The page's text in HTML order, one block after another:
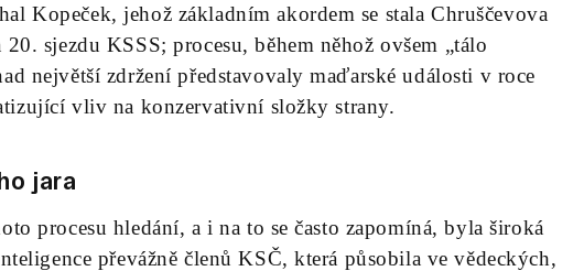
Kopeček, jehož základním akordem se stala Chruščevova
sjezdu KSSS; procesu, během něhož ovšem „tálo
největší zdržení představovaly maďarské události v roce
vliv na konzervativní složky strany.
jara
procesu hledání, a i na to se často zapomíná, byla široká
převážně členů KSČ, která působila ve vědeckých,